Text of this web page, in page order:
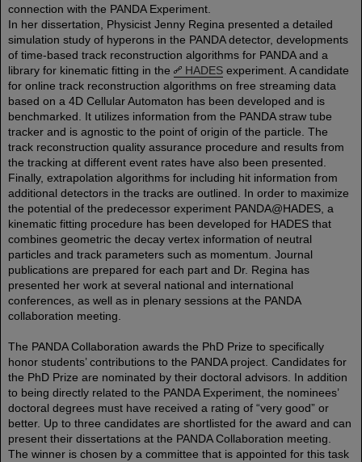
connection with the PANDA Experiment.
In her dissertation, Physicist Jenny Regina presented a detailed
simulation study of hyperons in the PANDA detector, developments
of time-based track reconstruction algorithms for PANDA and a
library for kinematic fitting in the
HADES experiment. A candidate
for online track reconstruction algorithms on free streaming data
based on a 4D Cellular Automaton has been developed and is
benchmarked. It utilizes information from the PANDA straw tube
tracker and is agnostic to the point of origin of the particle. The
track reconstruction quality assurance procedure and results from
the tracking at different event rates have also been presented.
Finally, extrapolation algorithms for including hit information from
additional detectors in the tracks are outlined. In order to maximize
the potential of the predecessor experiment PANDA@HADES, a
kinematic fitting procedure has been developed for HADES that
combines geometric the decay vertex information of neutral
particles and track parameters such as momentum. Journal
publications are prepared for each part and Dr. Regina has
presented her work at several national and international
conferences, as well as in plenary sessions at the PANDA
collaboration meeting.
The PANDA Collaboration awards the PhD Prize to specifically
honor students’ contributions to the PANDA project. Candidates for
the PhD Prize are nominated by their doctoral advisors. In addition
to being directly related to the PANDA Experiment, the nominees’
doctoral degrees must have received a rating of “very good” or
better. Up to three candidates are shortlisted for the award and can
present their dissertations at the PANDA Collaboration meeting.
The winner is chosen by a committee that is appointed for this task